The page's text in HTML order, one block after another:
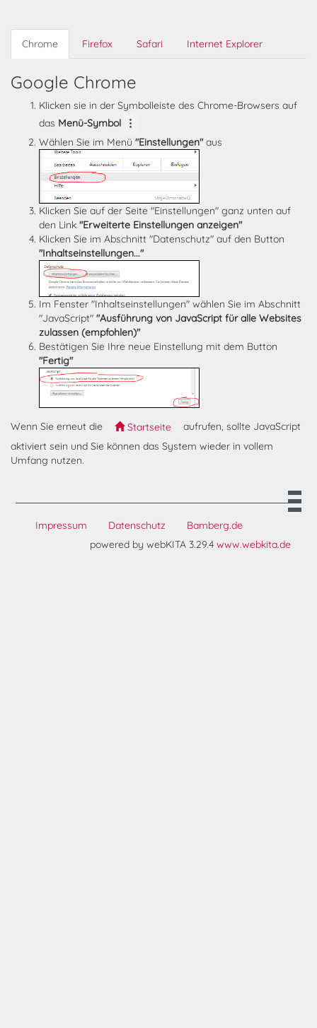
Chrome Firefox Safari Internet Explorer
Google Chrome
Klicken sie in der Symbolleiste des Chrome-Browsers auf
das Menü-Symbol
Wählen Sie im Menü "Einstellungen"aus
Klicken Sie auf der Seite "Einstellungen" ganz unten auf
den Link "Erweiterte Einstellungen anzeigen"
Klicken Sie im Abschnitt "Datenschutz" auf den Button
"Inhaltseinstellungen..."
Im Fenster "Inhaltseinstellungen" wählen Sie im Abschnitt
"JavaScript" "Ausführung von JavaScript für alle Websites
zulassen (empfohlen)"
Bestätigen Sie Ihre neue Einstellung mit dem Button
"Fertig"
Wenn Sie erneut die Startseite
aufrufen, sollte JavaScript
aktiviert sein und Sie können das System wieder in vollem
Umfang nutzen.
Impressum Datenschutz
Bamberg.de
powered by webKITA 3.29.4 www.webkita.de